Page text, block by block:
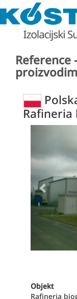
Reference
Objekt
Rafineria